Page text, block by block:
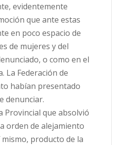
evidentemente
que ante estas
en poco espacio de
de mujeres y del
o como en el
La Federación de
habían presentado
denunciar.
Provincial que absolvió
orden de alejamiento
producto de la